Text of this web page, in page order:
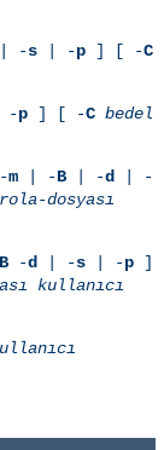
| -s | -p ] [ -C
-p ] [ -C bedel
m | -B | -d
| -
dosyası
B -d | -s | -p ]
kullanıcı